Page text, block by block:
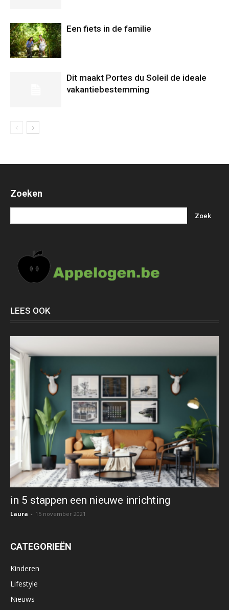
Een fiets in de familie
Dit maakt Portes du Soleil de ideale
vakantiebestemming
Zoeken
LEES OOK
in 5 stappen een nieuwe inrichting
Laura - 15 november 2021
CATEGORIEËN
Kinderen
Lifestyle
Nieuws